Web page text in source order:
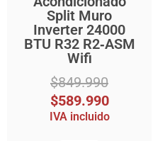
Split Muro
Inverter 24000
BTU R32 R2‑ASM
Wifi
$849.990
$589.990
IVA incluido